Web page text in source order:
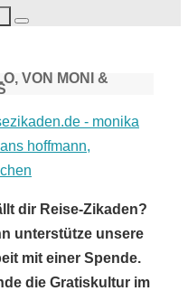
Suchen
VON MONI &
dir Reise-Zikaden?
unterstütze unsere
mit einer Spende.
die Gratiskultur im